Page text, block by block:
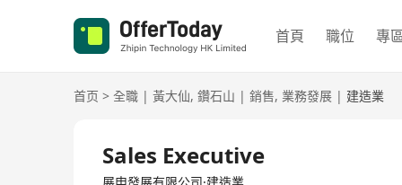
首頁 職位 專
首页 > 全職 | 黃大仙, 鑽石山 | 銷售, 業務發展 | 建造業
Sales Executive